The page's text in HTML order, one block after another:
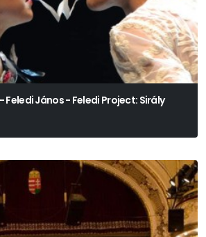
Feledi János - Feledi Project: Sirály